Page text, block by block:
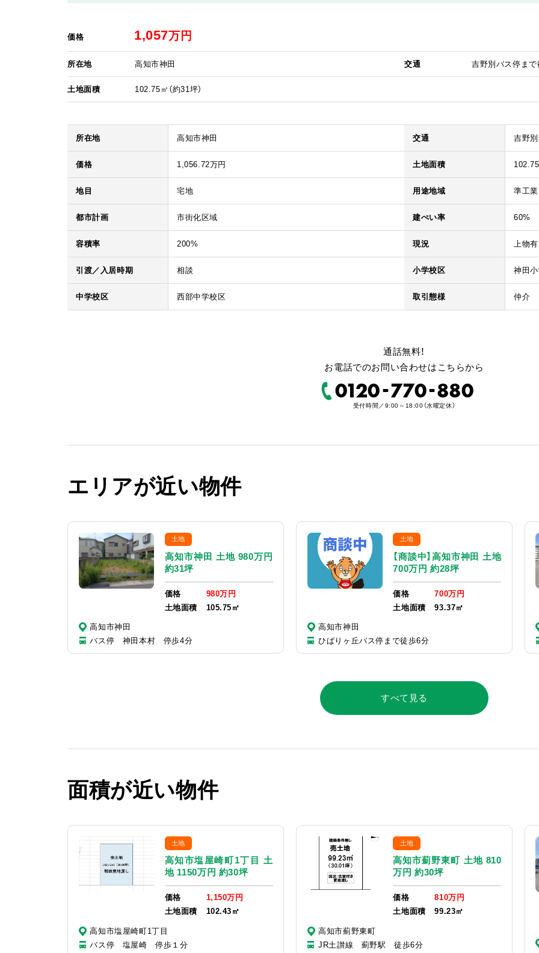
価格 1,057万円
所在地 高知市神田 交通 吉野別バス停ま
土地面積 102.75㎡（約31坪）
所在地 高知市神田 交通 吉野
価格 1,056.72万円 土地面積 102.75
地目 宅地 用途地域 準工業
都市計画 市街化区域 建ぺい率 60%
容積率 200% 現況 上物有
引渡／入居時期 相談 小学校区 神田
中学校区 西部中学校区 取引態様 仲介
通話無料！
お電話でのお問い合わせはこちらから
0120-770-880
受付時間／9:00～18:00（水曜定休）
エリアが近い物件
土地
高知市神田 土地 980万円
約31坪
価格
980万円
土地面積
105.75㎡
高知市神田
バス停 神田本村 停歩4分
土地
【商談中】高知市神田 土地
700万円 約28坪
価格
700万円
土地面積
93.37㎡
高知市神田
ひばりヶ丘バス停まで徒歩6分
すべて見る
面積が近い物件
土地
高知市塩屋崎町1丁目 土
地 1150万円 約30坪
価格
1,150万円
土地面積
102.43㎡
高知市塩屋崎町1丁目
バス停 塩屋崎 停歩１分
土地
高知市薊野東町 土地 810
万円 約30坪
価格
810万円
土地面積
99.23㎡
高知市薊野東町
JR土讃線 薊野駅 徒歩6分